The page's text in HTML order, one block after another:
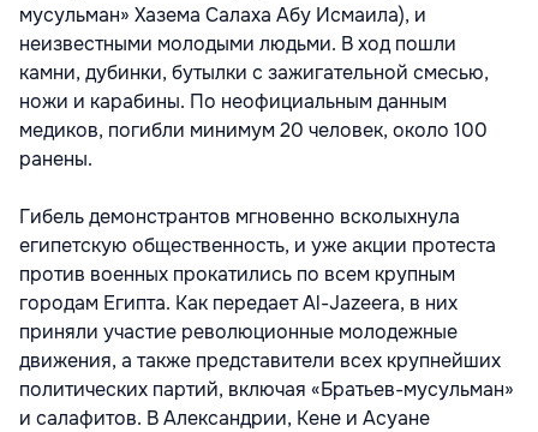
мусульман» Хазема Салаха Абу Исмаила), и
неизвестными молодыми людьми. В ход пошли
камни, дубинки, бутылки с зажигательной смесью,
ножи и карабины. По неофициальным данным
медиков, погибли минимум 20 человек, около 100
ранены.
Гибель демонстрантов мгновенно всколыхнула
египетскую общественность, и уже акции протеста
против военных прокатились по всем крупным
городам Египта. Как передает Al-Jazeera, в них
приняли участие революционные молодежные
движения, а также представители всех крупнейших
политических партий, включая «Братьев-мусульман»
и салафитов. В Александрии, Кене и Асуане